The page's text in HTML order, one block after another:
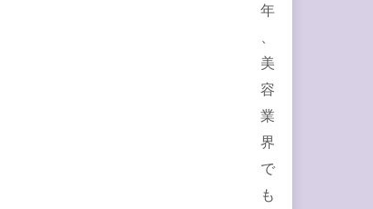
年
美
容
業
界
で
も